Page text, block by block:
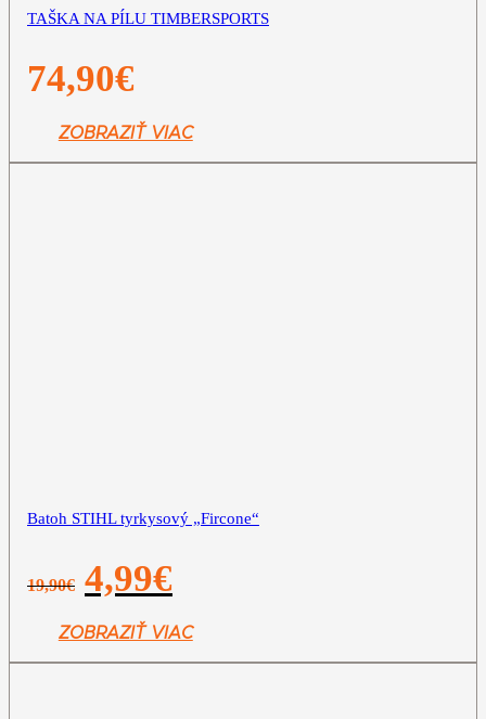
TAŠKA NA PÍLU TIMBERSPORTS
74,90€
ZOBRAZIŤ VIAC
Batoh STIHL tyrkysový „Fircone“
19,90€
Pôvodná
cena
19,90€.
4,99€
4,99€.
ZOBRAZIŤ VIAC